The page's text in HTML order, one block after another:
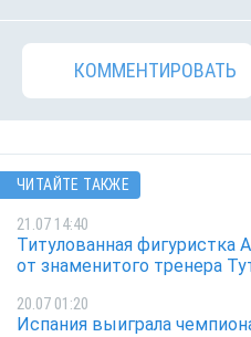
КОММЕНТИРОВАТЬ
ЧИТАЙТЕ ТАКЖЕ
21.07 14:40
Титулованная фигуристка
от знаменитого тренера
20.07 01:20
Испания выиграла